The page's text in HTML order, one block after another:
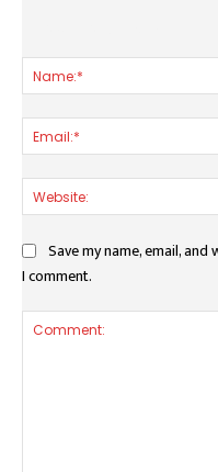
Save my name, email,
I comment.